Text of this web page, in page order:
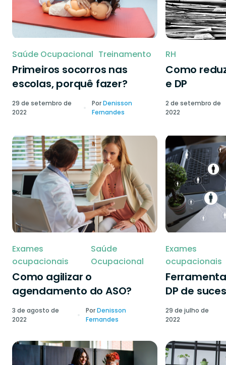
Saúde Ocupacional Treinamento
Primeiros socorros nas
escolas, porquê fazer?
29 de setembro de
2022
PorDenisson
Fernandes
RH
Como
e DP
2 de setembro de
2022
Exames
ocupacionais
Saúde
Ocupacional
Como agilizar o
agendamento do ASO?
3 de agosto de
2022
PorDenisson
Fernandes
Exames
ocupacionais
DP de
29 de julho de
2022